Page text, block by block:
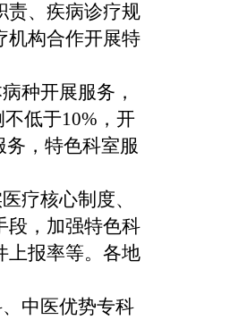
责、疾病诊疗规
机构合作开展特
种开展服务，
低于10%，开
，特色科室服
疗核心制度、
段，加强特色科
上报率等。各地
中医优势专科